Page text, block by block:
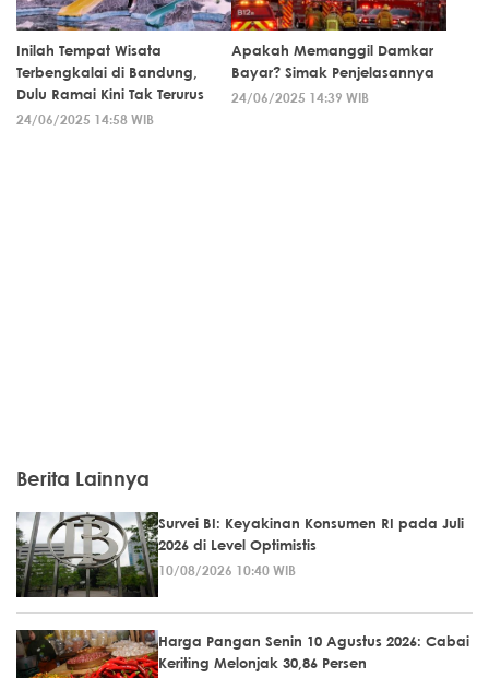
Inilah Tempat Wisata
Terbengkalai di Bandung,
Dulu Ramai Kini Tak Terurus
24/06/2025 14:58 WIB
Apakah Memanggil Damkar
Bayar? Simak Penjelasannya
24/06/2025 14:39 WIB
Berita Lainnya
Survei BI: Keyakinan Konsumen RI pada Juli
2026 di Level Optimistis
10/08/2026 10:40 WIB
Harga Pangan Senin 10 Agustus 2026: Cabai
Keriting Melonjak 30,86 Persen